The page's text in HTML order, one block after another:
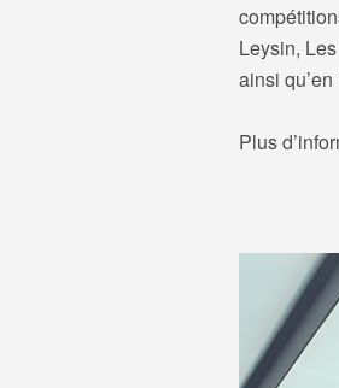
Leysin,
ainsi
Plus